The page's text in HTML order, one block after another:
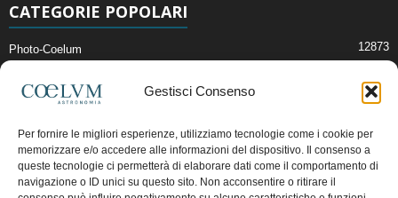
Gestisci Consenso
Per fornire le migliori esperienze, utilizziamo tecnologie come i cookie per
memorizzare e/o accedere alle informazioni del dispositivo. Il consenso a
queste tecnologie ci permetterà di elaborare dati come il comportamento di
navigazione o ID unici su questo sito. Non acconsentire o ritirare il
CATEGORIE POPOLARI
Photo-Coelum 12873
News di Astronomia 2409
Cielo del Mese
Astronomia, Astrofisica e Cosmologia
Articoli e Risorse On-Line